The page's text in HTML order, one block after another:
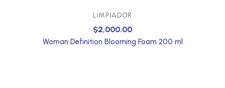
LIMPIADOR
$2,000.00
Woman Definition Blooming Foam 200 ml